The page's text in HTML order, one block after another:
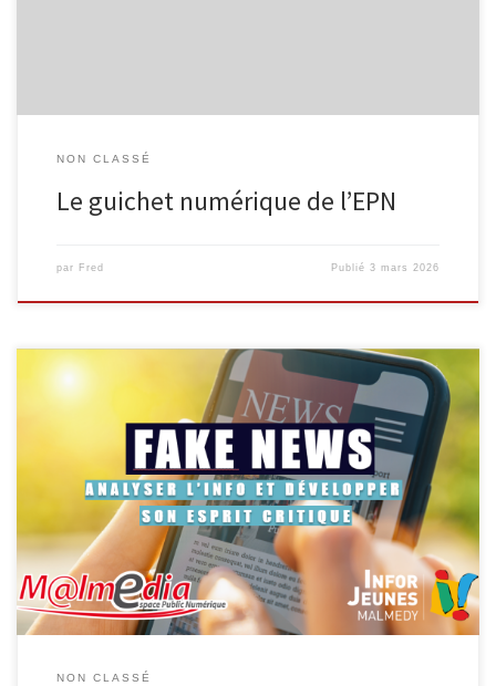
NON CLASSÉ
Le guichet numérique de l’EPN
par Fred Publié3 mars 2026
L’EPN de Malmedy, en collaboration avec Infor Jeunes, propose
une animation gratuite destinée aux élèves à partir de la 4e
secondaire pour mieux comprendre les mécanismes de la
désinformation. Encadrée par deux animateurs (Espace Public
Numérique et Infor Jeunes), l’activité se déroule en trois séances
de 50 minutes et accueille […]
NON CLASSÉ